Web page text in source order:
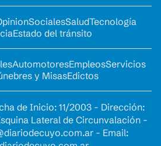
SocialesSaludTecnología
Estado del tránsito
AutomotoresEmpleosServicios
y MisasEdictos
de Inicio: 11/2003 - Dirección:
Lateral de Circunvalación -
- Email: